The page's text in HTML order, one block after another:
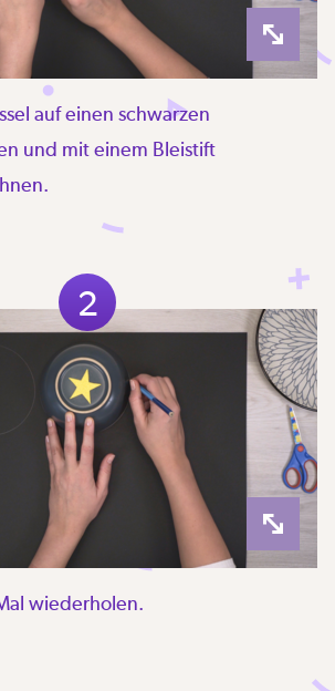
auf einen schwarzen
und mit einem Bleistift
2
wiederholen.